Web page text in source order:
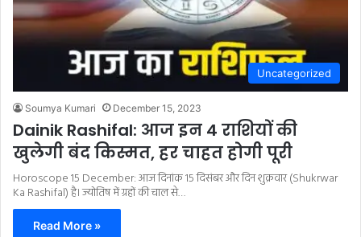
Uncategorized
Soumya Kumari December 15, 2023
Dainik Rashifal: आज इन 4 राशियों की
खुलेगी बंद किस्मत, हर चाहत होगी पूरी
Horoscope 15 December: आज दिनांक 15 दिसंबर और दिन शुक्रवार (Shukrwar
Ka Rashifal) है। ज्योतिष में ग्रहों की चाल से…
Read More »